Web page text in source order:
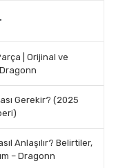
| Orijinal ve
Gerekir? (2025
Anlaşılır? Belirtiler,
– Dragonn